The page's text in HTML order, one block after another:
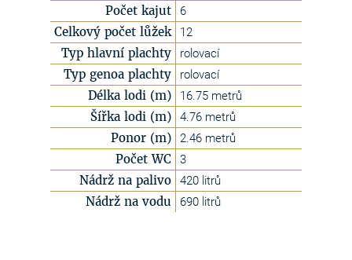
Počet kajut 6
Celkový počet lůžek 12
Typ hlavní plachty rolovací
Typ genoa plachty rolovací
Délka lodi (m) 16.75 metrů
Šířka lodi (m) 4.76 metrů
Ponor (m) 2.46 metrů
Počet WC 3
Nádrž na palivo 420 litrů
Nádrž na vodu 690 litrů